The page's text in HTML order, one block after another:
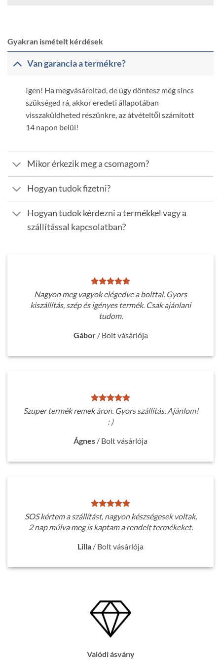
Gyakran ismételt kérdések
Van garancia a termékre?
Igen! Ha megvásároltad, de úgy döntesz még sincs
szükséged rá, akkor eredeti állapotában
visszaküldheted részünkre, az átvételtől számított
14 napon belül!
Mikor érkezik meg a csomagom?
Hogyan tudok fizetni?
Hogyan tudok kérdezni a termékkel vagy a
szállítással kapcsolatban?
Nagyon meg vagyok elégedve a bolttal. Gyors
kiszállítás, szép és igényes termék. Csak ajánlani
tudom.
Gábor / Bolt vásárlója
Szuper termék remek áron. Gyors szállítás. Ajánlom!
: )
Ágnes / Bolt vásárlója
SOS kértem a szállítást, nagyon készségesek voltak,
2 nap múlva meg is kaptam a rendelt termékeket.
Lilla / Bolt vásárlója
Valódi ásvány